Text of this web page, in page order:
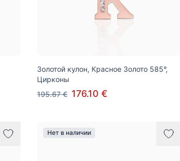
Золотой кулон, Красное Золото 585°,
Цирконы
195.67 € 176.10 €
Нет в наличии